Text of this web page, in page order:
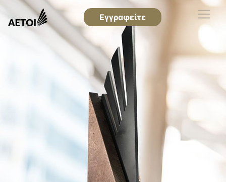
Εγγραφείτε